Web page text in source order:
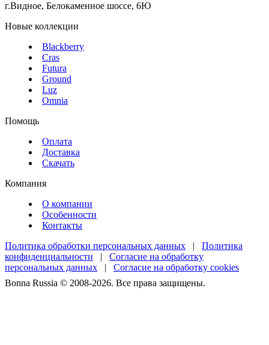
г.Видное, Белокаменное шоссе, 6Ю
Новые коллекции
Blackberry
Cras
Futura
Ground
Luz
Omnia
Помощь
Оплата
Доставка
Скачать
Компания
О компании
Особенности
Контакты
Политика обработки персональных данных | Политика
конфиденциальности | Согласие на обработку
персональных данных | Согласие на обработку cookies
Bonna Russia © 2008-2026. Все права защищены.